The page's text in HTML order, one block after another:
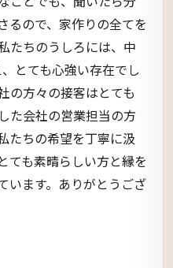
るので、家作りの全てを
たちのうしろには、中
とても心強い存在でし
の方々の接客はとても
た会社の営業担当の方
たちの希望を丁寧に汲
ても素晴らしい方と縁を
います。ありがとうござ